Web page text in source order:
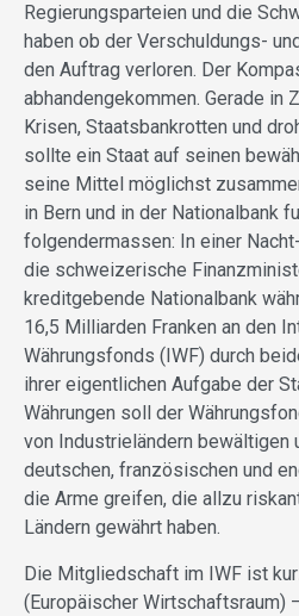
Regierungsparteien und die
haben ob der Verschuldungs-
den Auftrag verloren. Der
abhandengekommen. Gerade in
Krisen, Staatsbankrotten und
sollte ein Staat auf seinen
seine Mittel möglichst
in Bern und in der Nationalbank
folgendermassen: In einer
die schweizerische
kreditgebende Nationalbank
16,5 Milliarden Franken an den
Währungsfonds (IWF) durch
ihrer eigentlichen Aufgabe der
Währungen soll der
von Industrieländern bewältigen
deutschen, französischen und
die Arme greifen, die allzu
Ländern gewährt haben.
Die Mitgliedschaft im IWF ist
(Europäischer Wirtschaftsraum)